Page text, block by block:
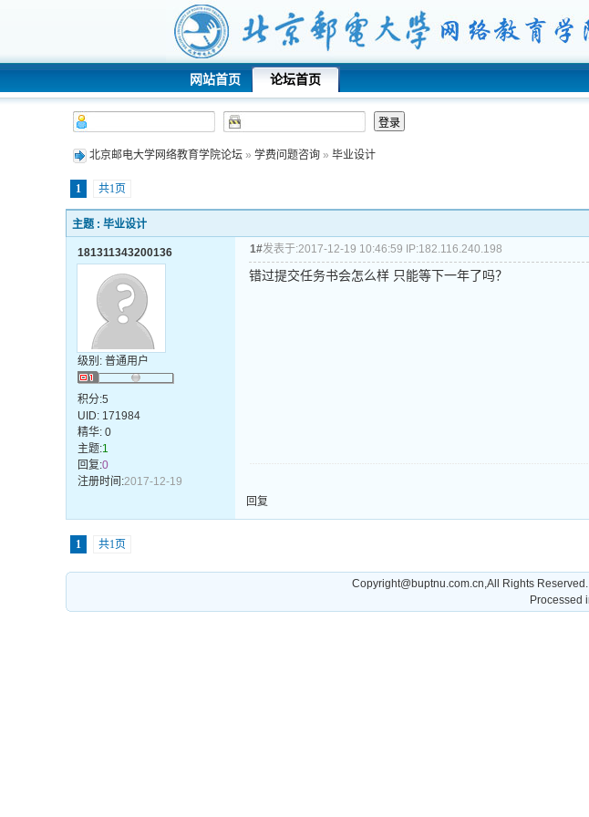
网站首页 论坛首页
北京邮电大学网络教育学院论坛 » 学费问题咨询 » 毕业设计
1 共1页
主题 : 毕业设计
181311343200136
级别: 普通用户
积分:5
UID: 171984
精华: 0
主题:1
回复:0
注册时间:2017-12-19
1#发表于:2017-12-19 10:46:59 IP:182.116.240.198
错过提交任务书会怎么样 只能等下一年了吗？
回复
1 共1页
Copyright@buptnu.com.cn,All Rights
Processed